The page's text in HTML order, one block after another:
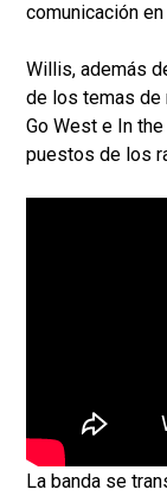
comunicación
Willis, además
de los temas de
Go West e In
puestos de los
La banda se